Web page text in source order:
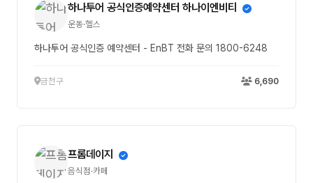
하나투어 공식인증예약센터 하나이엔비티
운동·헬스
하나투어 공식인증 예약센터 - EnBT 전화 문의 1800-6248
금천구 6,690
프롬데이지
음식점·카페